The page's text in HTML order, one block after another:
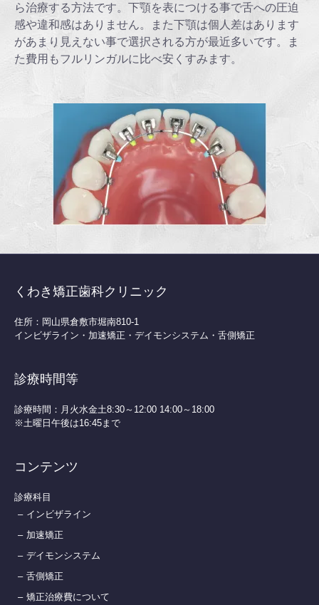
ら治療する方法です。下顎を表につける事で舌への圧迫
感や違和感はありません。また下顎は個人差はあります
があまり見えない事で選択される方が最近多いです。ま
た費用もフルリンガルに比べ安くすみます。
くわき矯正歯科クリニック
住所：岡山県倉敷市堀南810-1
インビザライン・加速矯正・デイモンシステム・舌側矯正
診療時間等
診療時間：月火水金土8:30～12:00 14:00～18:00
※土曜日午後は16:45まで
コンテンツ
診療科目
インビザライン
加速矯正
デイモンシステム
舌側矯正
矯正治療費について